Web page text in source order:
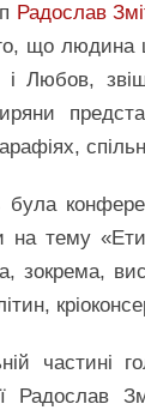
Радослав
що
Любов,
тему
зокрема,
частині